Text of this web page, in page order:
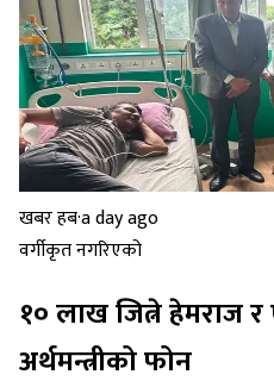
खबर हब·a day ago
वर्गीकृत नगरिएको
१० लाख जित्ने हेमराज
अर्थमन्त्रीको फोन